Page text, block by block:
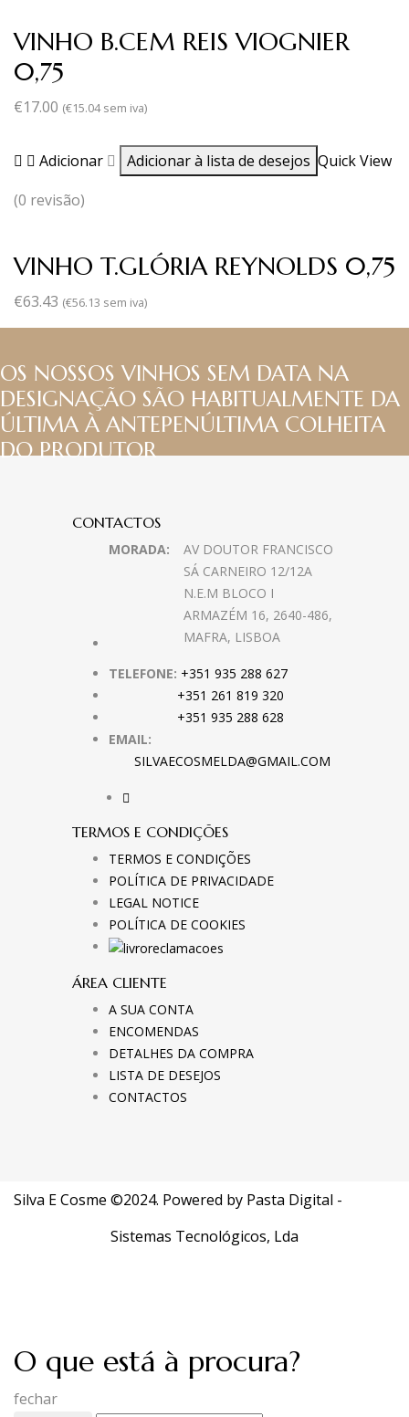
VINHO B.CEM REIS VIOGNIER
0,75
€17.00 (€15.04sem iva)
Adicionar Adicionar à lista de desejos Quick View
(0 revisão)
VINHO T.GLÓRIA REYNOLDS 0,75
€63.43 (€56.13 sem iva)
OS NOSSOS VINHOS SEM DATA NA
DESIGNAÇÃO SÃO HABITUALMENTE DA
ÚLTIMA À ANTEPENÚLTIMA COLHEITA
DO PRODUTOR
CONTACTOS
MORADA:
AV DOUTOR FRANCISCO
SÁ CARNEIRO 12/12A
N.E.M BLOCO I
ARMAZÉM 16, 2640-486,
MAFRA, LISBOA
TELEFONE: +351 935 288 627
+351 261 819 320
+351 935 288 628
EMAIL:
SILVAECOSMELDA@GMAIL.COM
TERMOS E CONDIÇÕES
TERMOS E CONDIÇÕES
POLÍTICA DE PRIVACIDADE
LEGAL NOTICE
POLÍTICA DE COOKIES
ÁREA CLIENTE
A SUA CONTA
ENCOMENDAS
DETALHES DA COMPRA
LISTA DE DESEJOS
CONTACTOS
Silva E Cosme ©2024. Powered by Pasta Digital -
Sistemas Tecnológicos, Lda
O que está à procura?
fechar